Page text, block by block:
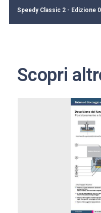
Speedy Classic 2 - Edizione
Scopri